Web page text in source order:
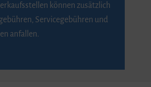
können zusätzlich
Servicegebühren und
anfallen.